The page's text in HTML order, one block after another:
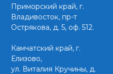
Приморский край, г.
Владивосток, пр-т
Острякова, д. 5, оф. 512.
Камчатский край, г.
Елизово,
ул. Виталия Кручины, д.